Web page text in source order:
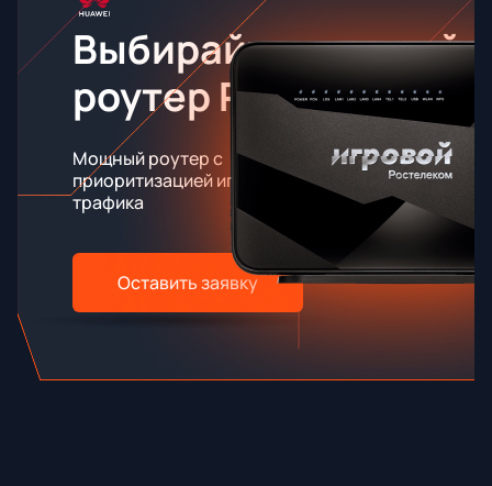
Выбирайте игровой
роутер RT-X
Мощный роутер с
приоритизацией игрового
трафика
Оставить заявку